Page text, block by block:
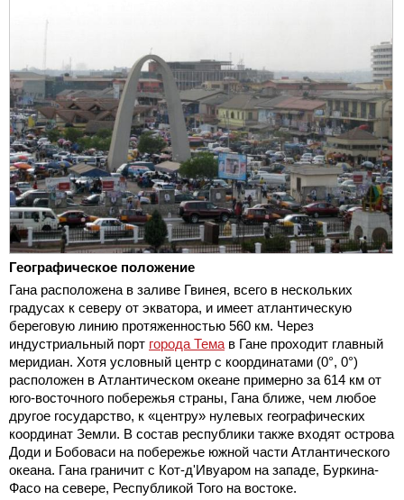
Географическое положение
Гана расположена в заливе Гвинея, всего в нескольких
градусах к северу от экватора, и имеет атлантическую
береговую линию протяженностью 560 км. Через
индустриальный порт города Тема в Гане проходит главный
меридиан. Хотя условный центр с координатами (0°, 0°)
расположен в Атлантическом океане примерно за 614 км от
юго-восточного побережья страны, Гана ближе, чем любое
другое государство, к «центру» нулевых географических
координат Земли. В состав республики также входят острова
Доди и Бобоваси на побережье южной части Атлантического
океана. Гана граничит с Кот-д'Ивуаром на западе, Буркина-
Фасо на севере, Республикой Того на востоке.